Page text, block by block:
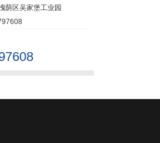
荫区吴家堡工业园